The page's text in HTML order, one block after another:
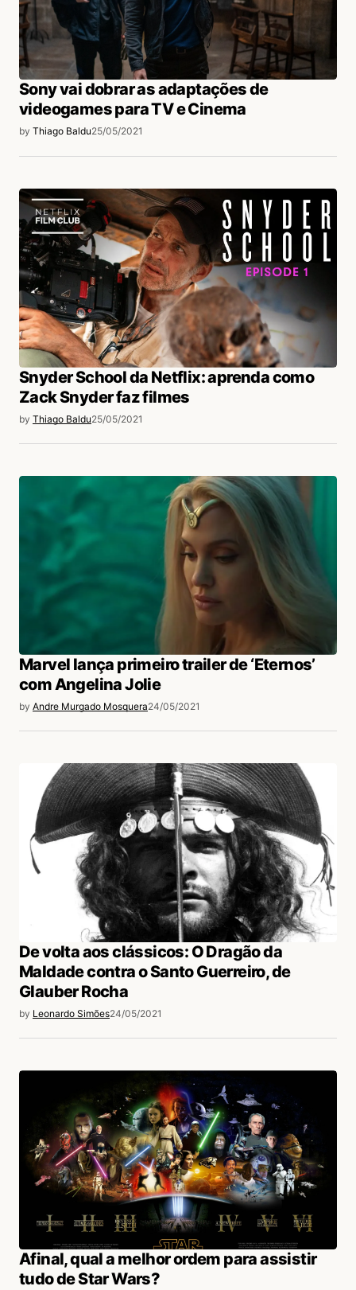
Sony vai dobrar as adaptações de
videogames para TV e Cinema
by Thiago Baldu25/05/2021
Snyder School da Netflix: aprenda como
Zack Snyder faz filmes
by Thiago Baldu25/05/2021
Marvel lança primeiro trailer de ‘Eternos’
com Angelina Jolie
by Andre Murgado Mosquera24/05/2021
De volta aos clássicos: O Dragão da
Maldade contra o Santo Guerreiro, de
Glauber Rocha
by Leonardo Simões24/05/2021
Afinal, qual a melhor ordem para assistir
tudo de Star Wars?